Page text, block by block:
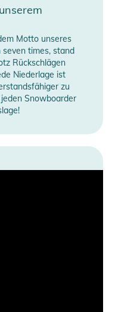
Motto unseres
times, stand
Rückschlägen
Niederlage ist
zu
Snowboarder